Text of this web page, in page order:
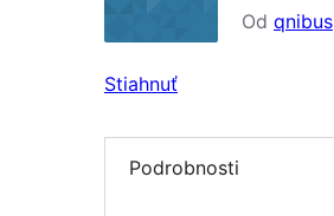
Od qnibus
Stiahnuť
Podrobnosti